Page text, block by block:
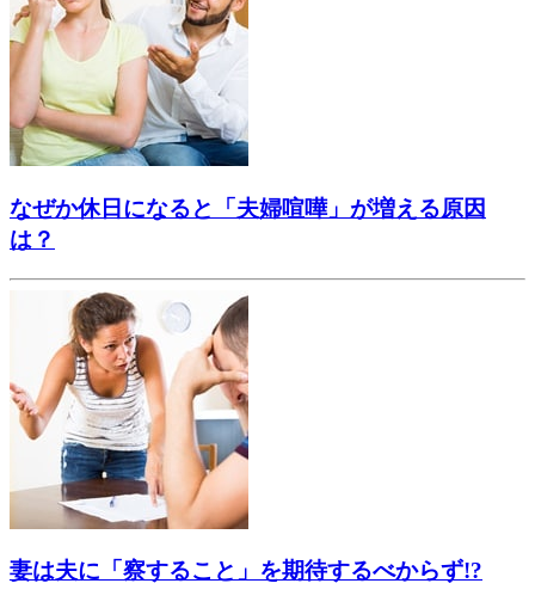
なぜか休日になると「夫婦喧嘩」が増える原因
は？
妻は夫に「察すること」を期待するべからず!?